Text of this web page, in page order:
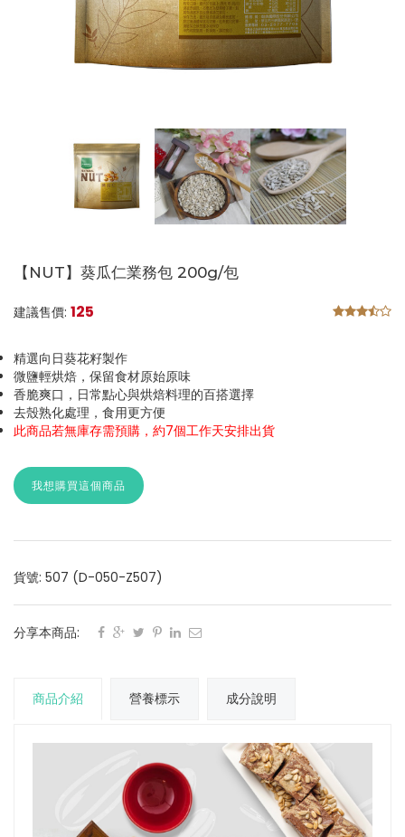
【NUT】葵瓜仁業務包 200g/包
建議售價: 125
精選向日葵花籽製作
微鹽輕烘焙，保留食材原始原味
香脆爽口，日常點心與烘焙料理的百搭選擇
去殼熟化處理，食用更方便
此商品若無庫存需預購，約7個工作天安排出貨
我想購買這個商品
貨號: 507 (D-050-Z507)
分享本商品:
商品介紹 營養標示 成分說明